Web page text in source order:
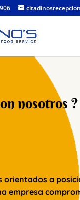
nosotros ?
orientados a
empresa